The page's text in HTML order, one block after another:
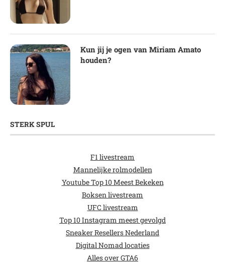
Kun jij je ogen van Miriam Amato
houden?
STERK SPUL
F1 livestream
Mannelijke rolmodellen
Youtube Top 10 Meest Bekeken
Boksen livestream
UFC livestream
Top 10 Instagram meest gevolgd
Sneaker Resellers Nederland
Digital Nomad locaties
Alles over GTA6